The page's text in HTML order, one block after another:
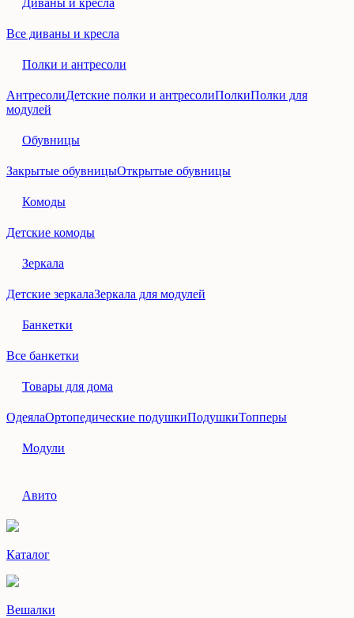
Все диваны и кресла
Полки и антресоли
АнтресолиДетские полки и антресолиПолкиПолки для
модулей
Обувницы
Закрытые обувницыОткрытые обувницы
Комоды
Детские комоды
Зеркала
Детские зеркалаЗеркала для модулей
Банкетки
Все банкетки
Товары для дома
ОдеялаОртопедические подушкиПодушкиТопперы
Модули
Авито
Каталог
Вешалки